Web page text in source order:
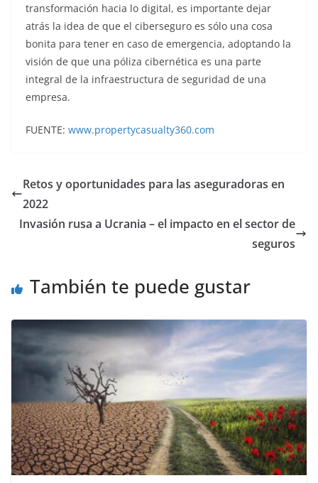
transformación hacia lo digital, es importante dejar
atrás la idea de que el ciberseguro es sólo una cosa
bonita para tener en caso de emergencia, adoptando la
visión de que una póliza cibernética es una parte
integral de la infraestructura de seguridad de una
empresa.
FUENTE: www.propertycasualty360.com
Retos y oportunidades para las aseguradoras en
2022
Invasión rusa a Ucrania – el impacto en el sector de
seguros
También te puede gustar